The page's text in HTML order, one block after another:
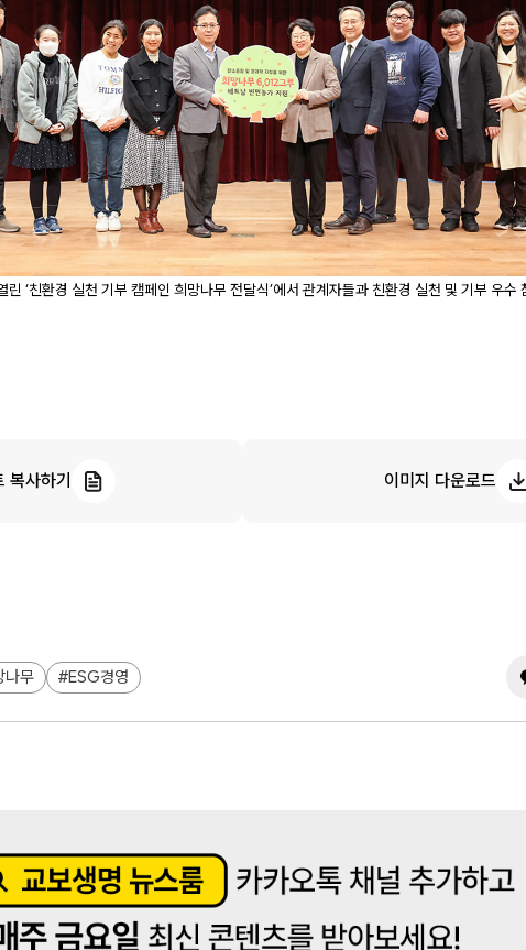
린 ‘친환경 실천 기부 캠페인 희망나무 전달식’에서 관계자들과 친환경 실천 및 기부 우수
복사하기 이미지 다운로드
나무 ESG경영